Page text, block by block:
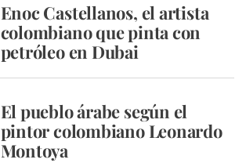
Enoc Castellanos, el artista
colombiano que pinta con
petróleo en Dubai
El pueblo árabe según el
pintor colombiano Leonardo
Montoya